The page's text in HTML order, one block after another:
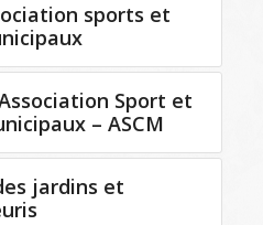
sports et
Sport et
– ASCM
jardins et